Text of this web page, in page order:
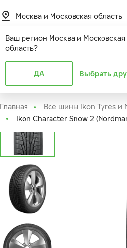
Ваш регион Москва и Московская
область?
ДА Выбрать
Москва и Московская область
Главная Все шины Ikon Tyres и
Ikon Character Snow 2